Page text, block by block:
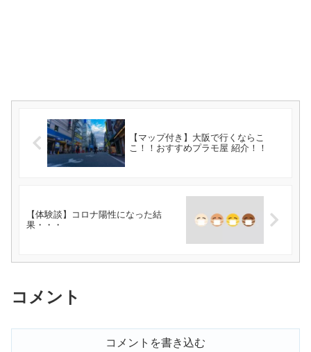
【マップ付き】大阪で行くならこ
こ！！おすすめプラモ屋 紹介！！
【体験談】コロナ陽性になった結
果・・・
コメント
コメントを書き込む